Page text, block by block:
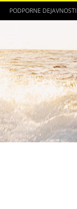
PODPORNE DEJAVNOSTI